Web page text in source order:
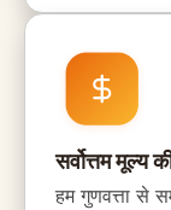
सर्वोत्तम मूल्य
हम गुणवत्ता से